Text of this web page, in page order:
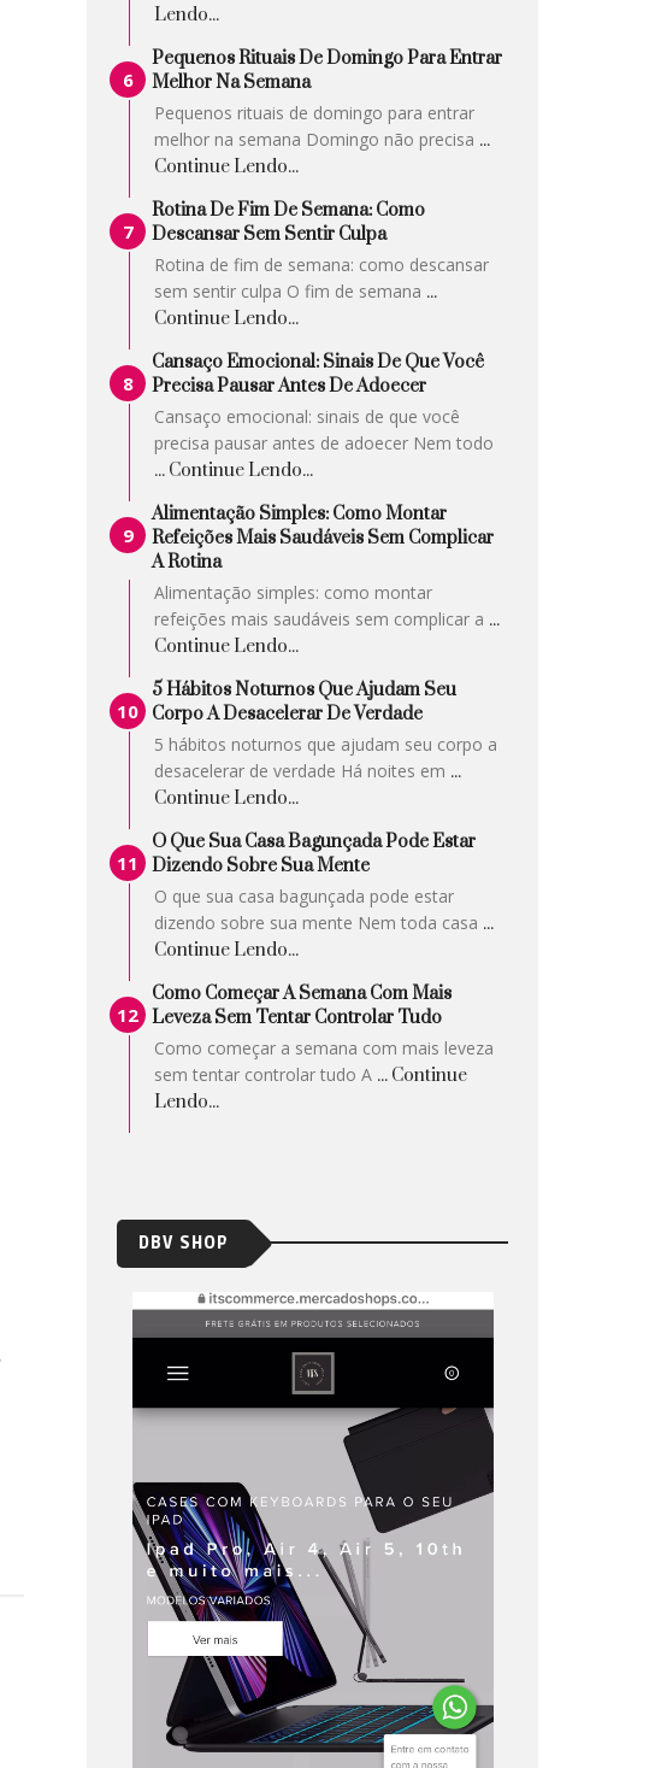
Lendo...
Pequenos Rituais De Domingo Para Entrar
Melhor Na Semana
Pequenos rituais de domingo para entrar
melhor na semana Domingo não precisa ...
Continue Lendo...
Rotina De Fim De Semana: Como
Descansar Sem Sentir Culpa
Rotina de fim de semana: como descansar
sem sentir culpa O fim de semana ...
Continue Lendo...
Cansaço Emocional: Sinais De Que Você
Precisa Pausar Antes De Adoecer
Cansaço emocional: sinais de que você
precisa pausar antes de adoecer Nem todo
... Continue Lendo...
Alimentação Simples: Como Montar
Refeições Mais Saudáveis Sem Complicar
A Rotina
Alimentação simples: como montar
refeições mais saudáveis sem complicar a ...
Continue Lendo...
5 Hábitos Noturnos Que Ajudam Seu
Corpo A Desacelerar De Verdade
5 hábitos noturnos que ajudam seu corpo a
desacelerar de verdade Há noites em ...
Continue Lendo...
O Que Sua Casa Bagunçada Pode Estar
Dizendo Sobre Sua Mente
O que sua casa bagunçada pode estar
dizendo sobre sua mente Nem toda casa ...
Continue Lendo...
Como Começar A Semana Com Mais
Leveza Sem Tentar Controlar Tudo
Como começar a semana com mais leveza
sem tentar controlar tudo A ... Continue
Lendo...
DBV SHOP